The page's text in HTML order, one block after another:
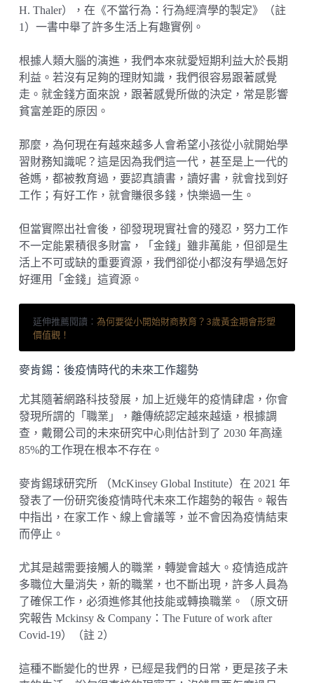
H. Thaler），在《不當行為：行為經濟學的製定》（註
1）一書中舉了許多生活上有趣實例。
根據人類大腦的演進，我們本來就愛短期利益大於長期
利益。若沒有足夠的理財知識，我們很容易跟著感覺
走。就金錢方面來說，跟著感覺所做的決定，常是影響
貧富差距的原因。
那麼，為何現在有越來越多人會希望小孩從小就開始學
習財務知識呢？這是因為我們這一代，甚至是上一代的
爸媽，都被教育過，要認真讀書，讀好書，就會找到好
工作；有好工作，就會賺很多錢，快樂過一生。
但當實際出社會後，卻發現現實社會的殘忍，努力工作
不一定能累積很多財富，「金錢」雖非萬能，但卻是生
活上不可或缺的重要資源，我們卻從小都沒有學過怎好
好運用「金錢」這資源。
延伸推薦閱讀： 為何要從小開始財商教育？3歲黃金期會形塑
價值觀！
麥肯錫：後疫情時代的未來工作趨勢
尤其隨著網路科技發展，加上近幾年的疫情肆虐，你會
發現所謂的「職業」，離傳統認定越來越遠，根據調
查，戴爾公司的未來研究中心則估計到了 2030 年高達
85%的工作現在根本不存在。
麥肯錫球研究所 （McKinsey Global Institute）在 2021 年
發表了一份研究後疫情時代未來工作趨勢的報告。報告
中指出，在家工作、線上會議等，並不會因為疫情結束
而停止。
尤其是越需要接觸人的職業，轉變會越大。疫情造成許
多職位大量消失，新的職業，也不斷出現，許多人員為
了確保工作，必須進修其他技能或轉換職業。（原文研
究報告 Mckinsy & Company：The Future of work after
Covid-19）（註 2）
這種不斷變化的世界，已經是我們的日常，更是孩子未